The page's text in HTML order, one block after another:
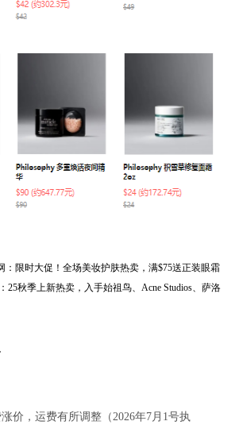
：限时大促！全场美妆护肤热卖，满$75送正装眼霜
25秋季上新热卖，入手始祖鸟、Acne Studios、萨洛
价，运费有所调整（2026年7月1号执